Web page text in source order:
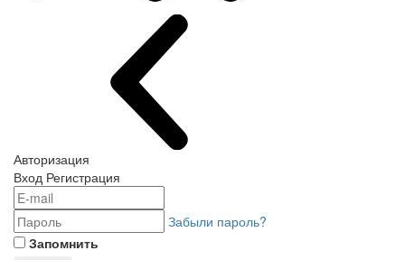
Авторизация
Вход Регистрация
Забыли пароль?
Запомнить